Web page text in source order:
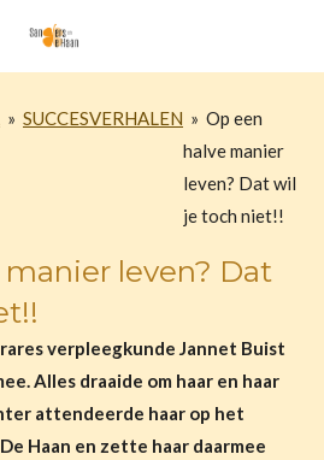
» SUCCESVERHALEN » Op een
halve manier
leven? Dat wil
je toch niet!!
leven? Dat
verpleegkunde Jannet Buist
Alles draaide om haar en haar
attendeerde haar op het
Haan en zette haar daarmee